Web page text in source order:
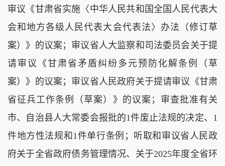
审议《甘肃省实施〈中华人民共和国全国人民代表大
会和地方各级人民代表大会代表法〉办法（修订草
案）》的议案；审议省人大监察和司法委员会关于提
请审议《甘肃省矛盾纠纷多元预防化解条例（草
案）》的议案；审议省人民政府关于提请审议《甘肃
省征兵工作条例（草案）》的议案；审查批准有关
市、自治县人大常委会报批的1件废止法规的决定、1
件地方性法规和1件单行条例；听取和审议省人民政
府关于全省政府债务管理情况、关于2025年度全省环